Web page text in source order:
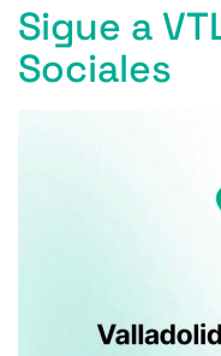
Sigue a
Sociales